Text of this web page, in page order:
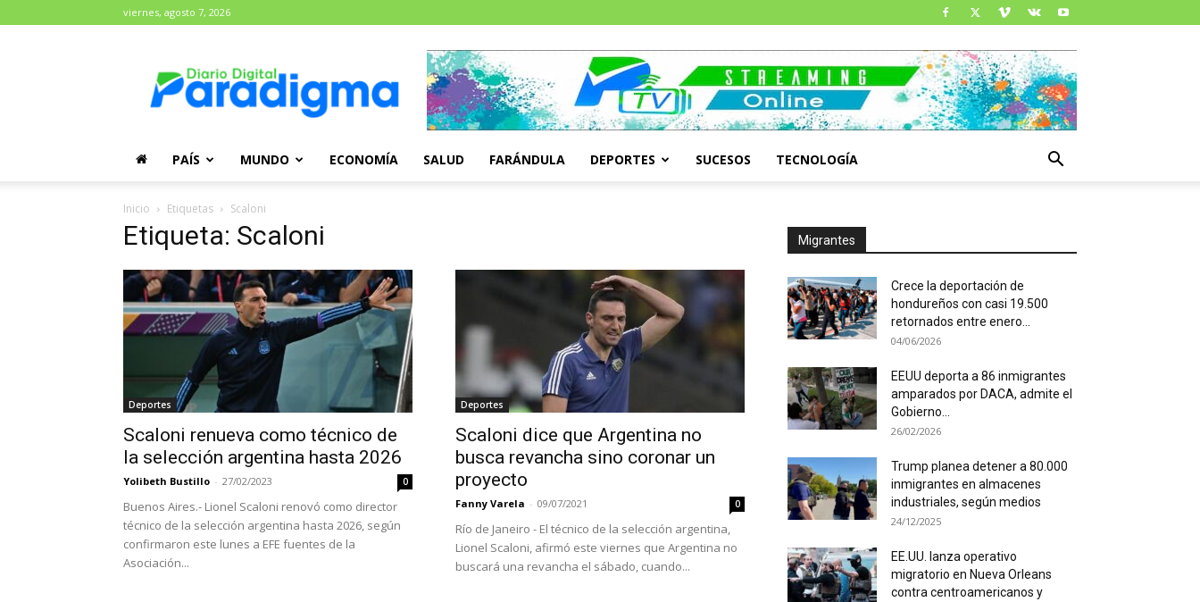
viernes, agosto 7, 2026
Paradigma
PAÍS MUNDO ECONOMÍA SALUD FARÁNDULA DEPORTES SUCESOS TECNOLOGÍA
Inicio Etiquetas Scaloni
Etiqueta: Scaloni
Deportes
Scaloni renueva como técnico de
la selección argentina hasta 2026
Yolibeth Bustillo - 27/02/2023 0
Buenos Aires.- Lionel Scaloni renovó como director
técnico de la selección argentina hasta 2026, según
confirmaron este lunes a EFE fuentes de la
Asociación...
Deportes
Scaloni dice que Argentina no
busca revancha sino coronar un
proyecto
Fanny Varela - 09/07/2021 0
Río de Janeiro - El técnico de la selección argentina,
Lionel Scaloni, afirmó este viernes que Argentina no
buscará una revancha el sábado, cuando...
Migrantes
Crece la deportación de
hondureños con casi 19.500
retornados entre enero...
04/06/2026
EEUU deporta a 86 inmigrantes
amparados por DACA, admite el
Gobierno...
26/02/2026
Trump planea detener a 80.000
inmigrantes en almacenes
industriales, según medios
24/12/2025
EE.UU. lanza operativo
migratorio en Nueva Orleans
contra centroamericanos y